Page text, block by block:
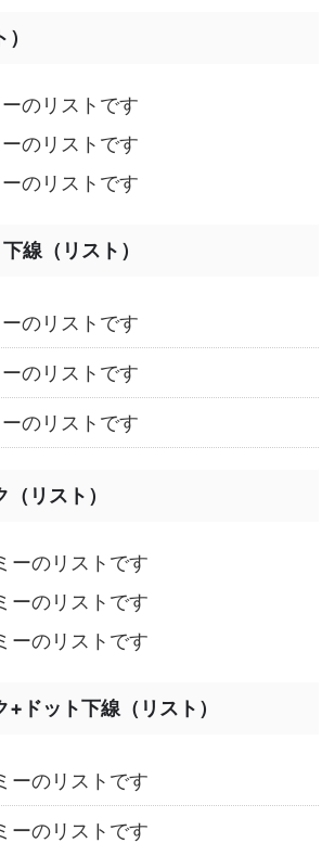
のリストです
のリストです
のリストです
線（リスト）
のリストです
のリストです
のリストです
リスト）
ーのリストです
ーのリストです
ーのリストです
ドット下線（リスト）
ーのリストです
ーのリストです